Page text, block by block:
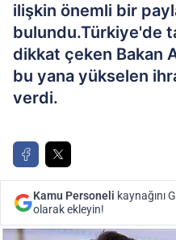
ilişkin önemli bir
bulundu.Türkiye'de
dikkat çeken Bakan
bu yana yükselen
verdi.
Kamu Personeli kaynağını
olarak ekleyin!